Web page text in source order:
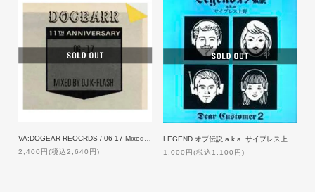
2,400円(税込2,640円)
LEGEND オブ伝説 a.k.a. サイプレス上野 / DEAR CUSTOMER 2
1,000円(税込1,100円)